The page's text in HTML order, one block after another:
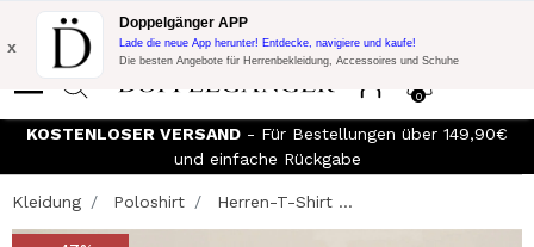
Blitzangebot:
10% Extra-Rabatt auf 300€ Einkauf mit Code:
DOPPEL300
0
x
Doppelgänger APP
Lade die neue App herunter! Entdecke, navigiere und kaufe!
Die besten Angebote für Herrenbekleidung, Accessoires und Schuhe
KOSTENLOSER VERSAND - Für Bestellungen über 149,90€
und einfache Rückgabe
Kleidung Poloshirt Herren-T-Shirt ...